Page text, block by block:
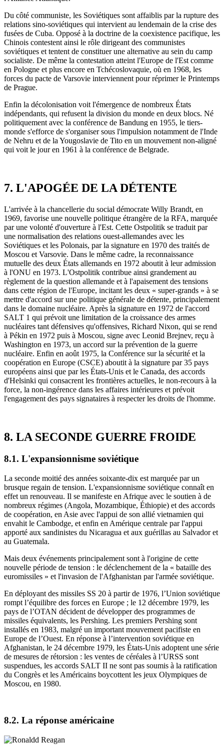
Du côté communiste, les Soviétiques sont affaiblis par la rupture des
relations sino-soviétiques qui intervient au lendemain de la crise des
fusées de Cuba. Opposé à la doctrine de la coexistence pacifique, les
Chinois contestent ainsi le rôle dirigeant des communistes
soviétiques et tentent de constituer une alternative au sein du camp
socialiste. De même la contestation atteint l'Europe de l'Est comme
en Pologne et plus encore en Tchécoslovaquie, où en 1968, les
forces du pacte de Varsovie interviennent pour réprimer le Printemps
de Prague.
Enfin la décolonisation voit l'émergence de nombreux États
indépendants, qui refusent la division du monde en deux blocs. Né
politiquement avec la conférence de Bandung en 1955, le tiers-
monde s'efforce de s'organiser sous l'impulsion notamment de l'Inde
de Nehru et de la Yougoslavie de Tito en un mouvement non-aligné
qui voit le jour en 1961 à la conférence de Belgrade.
7. L'APOGÉE DE LA DÉTENTE
L'arrivée à la chancellerie du social démocrate Willy Brandt, en
1969, favorise une nouvelle politique étrangère de la RFA, marquée
par une volonté d'ouverture à l'Est. Cette Ostpolitik se traduit par
une normalisation des relations ouest-allemandes avec les
Soviétiques et les Polonais, par la signature en 1970 des traités de
Moscou et Varsovie. Dans le même cadre, la reconnaissance
mutuelle des deux États allemands en 1972 aboutit à leur admission
à l'ONU en 1973. L'Ostpolitik contribue ainsi grandement au
règlement de la question allemande et à l'apaisement des tensions
dans cette région de l'Europe, incitant les deux « super-grands » à se
mettre d'accord sur une politique générale de détente, principalement
dans le domaine nucléaire. Après la signature en 1972 de l'accord
SALT 1 qui prévoit une limitation de la croissance des armes
nucléaires tant défensives qu'offensives, Richard Nixon, qui se rend
à Pékin en 1972 puis à Moscou, signe avec Leonid Brejnev, reçu à
Washington en 1973, un accord sur la prévention de la guerre
nucléaire. Enfin en août 1975, la Conférence sur la sécurité et la
coopération en Europe (CSCE) aboutit à la signature par 35 pays
européens ainsi que par les États-Unis et le Canada, des accords
d'Helsinki qui consacrent les frontières actuelles, le non-recours à la
force, la non-ingérence dans les affaires intérieures et prévoit
l'engagement des pays signataires à respecter les droits de l'homme.
8. LA SECONDE GUERRE FROIDE
8.1. L'expansionnisme soviétique
La seconde moitié des années soixante-dix est marquée par un
brusque regain de tension. L'expansionnisme soviétique connaît en
effet un renouveau. Il se manifeste en Afrique avec le soutien à de
nombreux régimes (Angola, Mozambique, Éthiopie) et des accords
de coopération, en Asie avec l'appui de son allié vietnamien qui
envahit le Cambodge, et enfin en Amérique centrale par l'appui
apporté aux sandinistes du Nicaragua et aux guérillas au Salvador et
au Guatemala.
Mais deux événements principalement sont à l'origine de cette
nouvelle période de tension : le déclenchement de la « bataille des
euromissiles » et l'invasion de l'Afghanistan par l'armée soviétique.
En déployant des missiles SS 20 à partir de 1976, l’Union soviétique
rompt l’équilibre des forces en Europe ; le 12 décembre 1979, les
pays de l’OTAN décident de développer des programmes de
missiles équivalents, les Pershing. Les premiers Pershing sont
installés en 1983, malgré un important mouvement pacifiste en
Europe de l’Ouest. En réponse à l’intervention soviétique en
Afghanistan, le 24 décembre 1979, les États-Unis adoptent une série
de mesures de rétorsion : les ventes de céréales à l’URSS sont
suspendues, les accords SALT II ne sont pas soumis à la ratification
du Congrès et les Américains boycottent les jeux Olympiques de
Moscou, en 1980.
8.2. La réponse américaine